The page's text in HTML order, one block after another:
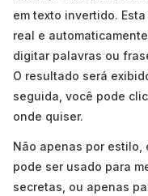
em texto invertido.
real e
digitar palavras ou
O resultado será
seguida, você pode
onde quiser.
Não apenas por estilo,
pode ser usado para
secretas, ou apenas